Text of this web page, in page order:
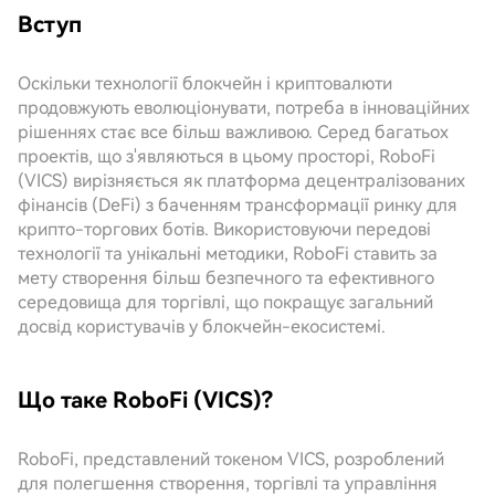
Вступ
Оскільки технології блокчейн і криптовалюти
продовжують еволюціонувати, потреба в інноваційних
рішеннях стає все більш важливою. Серед багатьох
проектів, що з'являються в цьому просторі, RoboFi
(VICS) вирізняється як платформа децентралізованих
фінансів (DeFi) з баченням трансформації ринку для
крипто-торгових ботів. Використовуючи передові
технології та унікальні методики, RoboFi ставить за
мету створення більш безпечного та ефективного
середовища для торгівлі, що покращує загальний
досвід користувачів у блокчейн-екосистемі.
Що таке RoboFi (VICS)?
RoboFi, представлений токеном VICS, розроблений
для полегшення створення, торгівлі та управління